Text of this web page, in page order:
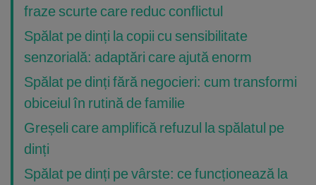
fraze scurte care reduc conflictul
Spălat pe dinți la copii cu sensibilitate
senzorială: adaptări care ajută enorm
Spălat pe dinți fără negocieri: cum transformi
obiceiul în rutină de familie
Greșeli care amplifică refuzul la spălatul pe
dinți
Spălat pe dinți pe vârste: ce funcționează la